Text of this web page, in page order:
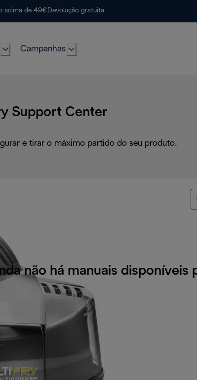
acima de 49€ Devolução gratuita
Campanhas
Support Center
e tirar o máximo partido do seu produto.
não há manuais disponíveis